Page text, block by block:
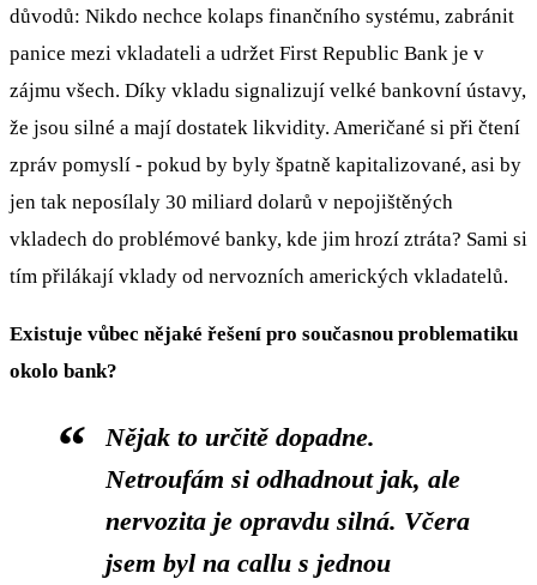
důvodů: Nikdo nechce kolaps finančního systému, zabránit
panice mezi vkladateli a udržet First Republic Bank je v
zájmu všech. Díky vkladu signalizují velké bankovní ústavy,
že jsou silné a mají dostatek likvidity. Američané si při čtení
zpráv pomyslí - pokud by byly špatně kapitalizované, asi by
jen tak neposílaly 30 miliard dolarů v nepojištěných
vkladech do problémové banky, kde jim hrozí ztráta? Sami si
tím přilákají vklady od nervozních amerických vkladatelů.
Existuje vůbec nějaké řešení pro současnou problematiku
okolo bank?
Nějak to určitě dopadne.
Netroufám si odhadnout jak, ale
nervozita je opravdu silná. Včera
jsem byl na callu s jednou